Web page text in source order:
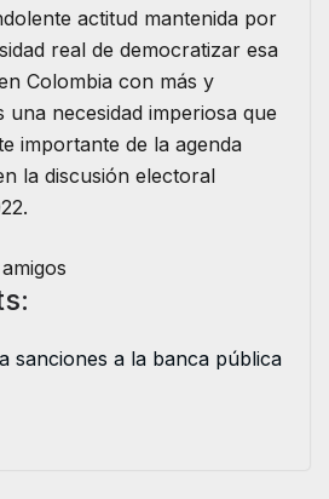
actitud mantenida por
real de democratizar esa
Colombia con más y
una necesidad imperiosa que
importante de la agenda
la discusión electoral
sanciones a la banca pública